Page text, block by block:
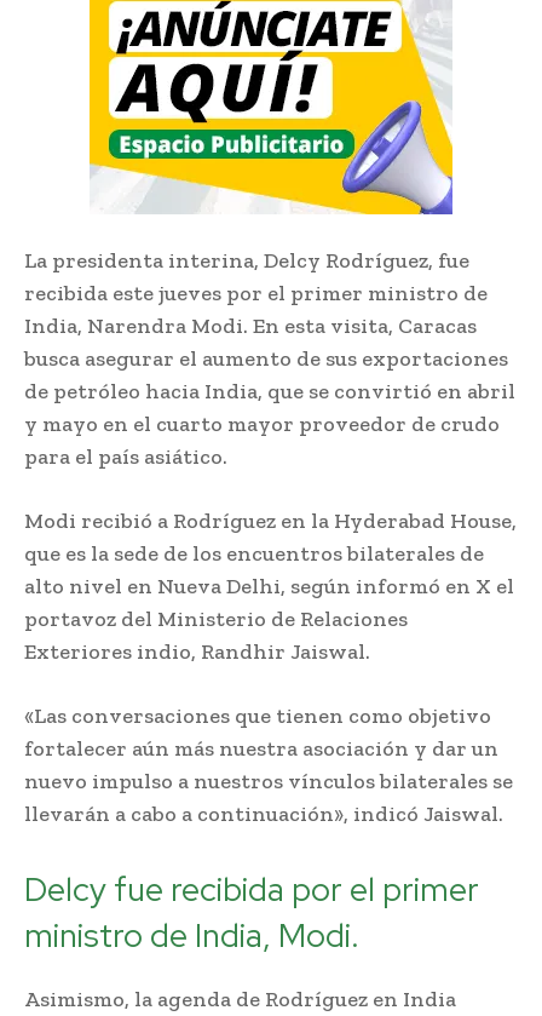
La presidenta interina, Delcy Rodríguez, fue
recibida este jueves por el primer ministro de
India, Narendra Modi. En esta visita, Caracas
busca asegurar el aumento de sus exportaciones
de petróleo hacia India, que se convirtió en abril
y mayo en el cuarto mayor proveedor de crudo
para el país asiático.
Modi recibió a Rodríguez en la Hyderabad House,
que es la sede de los encuentros bilaterales de
alto nivel en Nueva Delhi, según informó en X el
portavoz del Ministerio de Relaciones
Exteriores indio, Randhir Jaiswal.
«Las conversaciones que tienen como objetivo
fortalecer aún más nuestra asociación y dar un
nuevo impulso a nuestros vínculos bilaterales se
llevarán a cabo a continuación», indicó Jaiswal.
Delcy fue recibida por el primer
ministro de India, Modi.
Asimismo, la agenda de Rodríguez en India